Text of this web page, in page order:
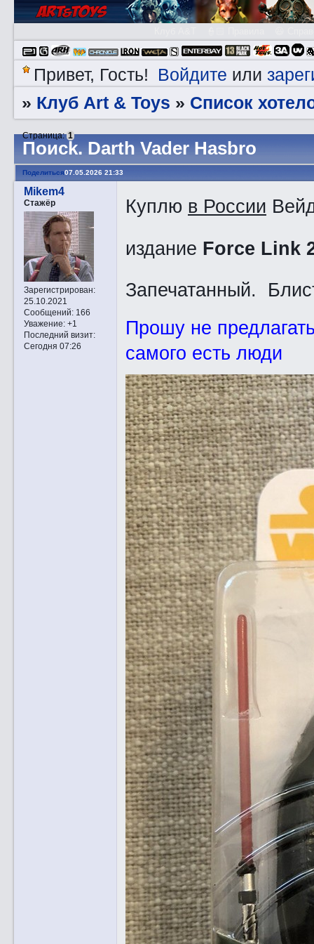
Привет, Гость! Войдите или
» Клуб Art & Toys » Список
Пoиck. Darth Vader Hasbro
Страница:1
Поделиться07.05.2026 21:33
Mikem4
Стажёр
Зарегистрирован:
25.10.2021
Сообщений:166
Уважение: +1
Последний визит:
Сегодня 07:26
Куплю в России
издание Force Link
Запечатанный.
Прошу не
самого есть люди